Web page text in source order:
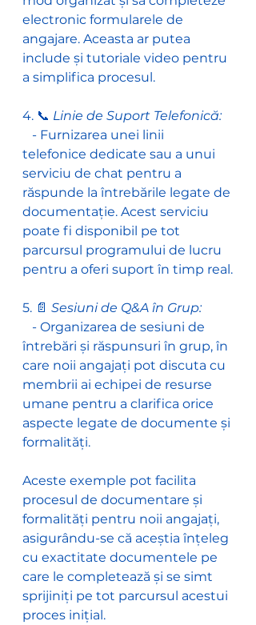
electronic formularele de
angajare. Aceasta ar putea
include și tutoriale video pentru
a simplifica procesul.
4. 📞 Linie de Suport Telefonică:
telefonice dedicate sau a unui
serviciu de chat pentru a
răspunde la întrebările legate de
documentație. Acest serviciu
poate fi disponibil pe tot
parcursul programului de lucru
pentru a oferi suport în timp real.
5. 📄 Sesiuni de Q&A în Grup:
întrebări și răspunsuri în grup, în
care noii angajați pot discuta cu
membrii ai echipei de resurse
umane pentru a clarifica orice
aspecte legate de documente și
formalități.
Aceste exemple pot facilita
procesul de documentare și
formalități pentru noii angajați,
asigurându-se că aceștia înțeleg
cu exactitate documentele pe
care le completează și se simt
sprijiniți pe tot parcursul acestui
proces inițial.